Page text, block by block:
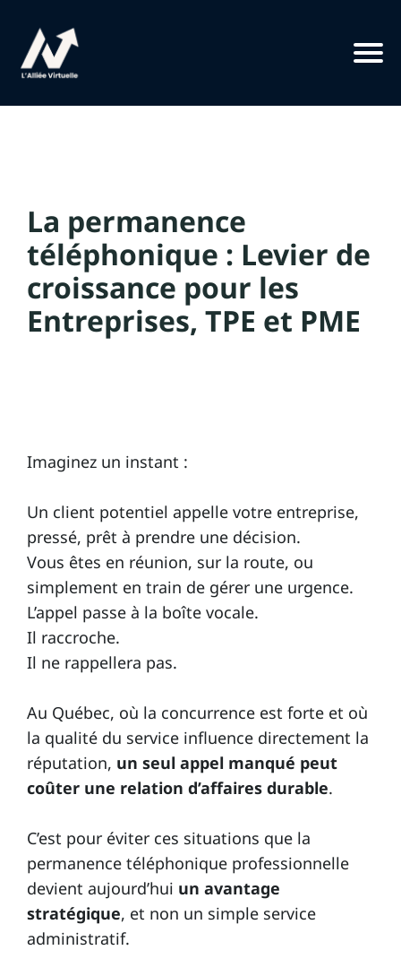
La permanence
téléphonique : Levier de
croissance pour les
Entreprises, TPE et PME
Imaginez un instant :
Un client potentiel appelle votre entreprise,
pressé, prêt à prendre une décision.
Vous êtes en réunion, sur la route, ou
simplement en train de gérer une urgence.
L’appel passe à la boîte vocale.
Il raccroche.
Il ne rappellera pas.
Au Québec, où la concurrence est forte et où
la qualité du service influence directement la
réputation, un seul appel manqué peut
coûter une relation d’affaires durable.
C’est pour éviter ces situations que la
permanence téléphonique professionnelle
devient aujourd’hui un avantage
stratégique, et non un simple service
administratif.